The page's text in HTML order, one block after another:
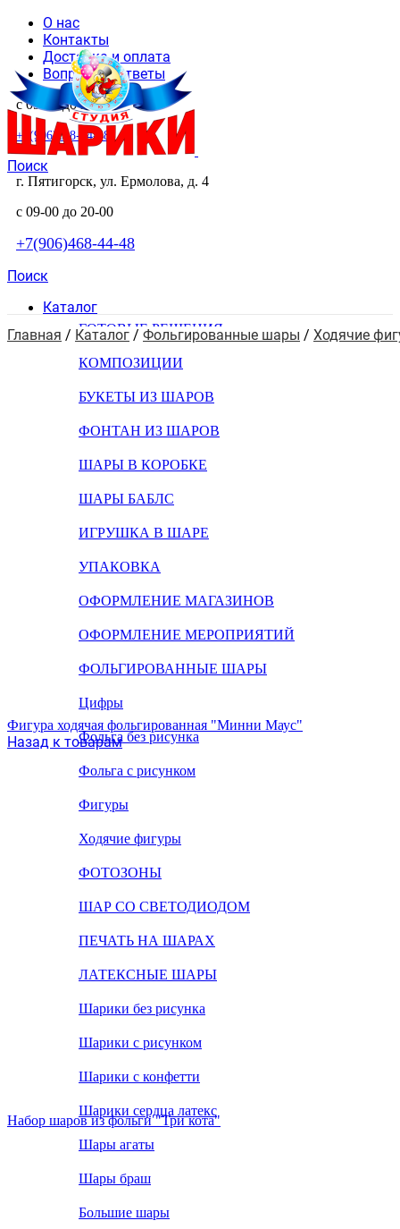
О нас
Контакты
Доставка и оплата
Вопросы и ответы
с 09-00 до 20-00
+7(906)468-44-48
Поиск
г. Пятигорск, ул. Ермолова, д. 4
с 09-00 до 20-00
+7(906)468-44-48
Поиск
Каталог
ГОТОВЫЕ РЕШЕНИЯ
КОМПОЗИЦИИ
БУКЕТЫ ИЗ ШАРОВ
ФОНТАН ИЗ ШАРОВ
ШАРЫ В КОРОБКЕ
ШАРЫ БАБЛС
ИГРУШКА В ШАРЕ
УПАКОВКА
ОФОРМЛЕНИЕ МАГАЗИНОВ
ОФОРМЛЕНИЕ МЕРОПРИЯТИЙ
ФОЛЬГИРОВАННЫЕ ШАРЫ
Цифры
Фольга без рисунка
Фольга с рисунком
Фигуры
Ходячие фигуры
ФОТОЗОНЫ
ШАР СО СВЕТОДИОДОМ
ПЕЧАТЬ НА ШАРАХ
ЛАТЕКСНЫЕ ШАРЫ
Шарики без рисунка
Шарики с рисунком
Шарики с конфетти
Шарики сердца латекс
Шары агаты
Шары браш
Большие шары
Главная / Каталог / Фольгированные шары / Ходячие
Фигура ходячая фольгированная "Минни Маус"
Назад к товарам
Набор шаров из фольги "Три кота"